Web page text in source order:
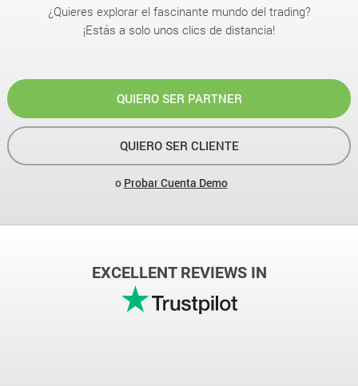
¿Quieres explorar el fascinante mundo del trading?
¡Estás a solo unos clics de distancia!
QUIERO SER PARTNER
QUIERO SER CLIENTE
o Probar Cuenta Demo
EXCELLENT REVIEWS IN